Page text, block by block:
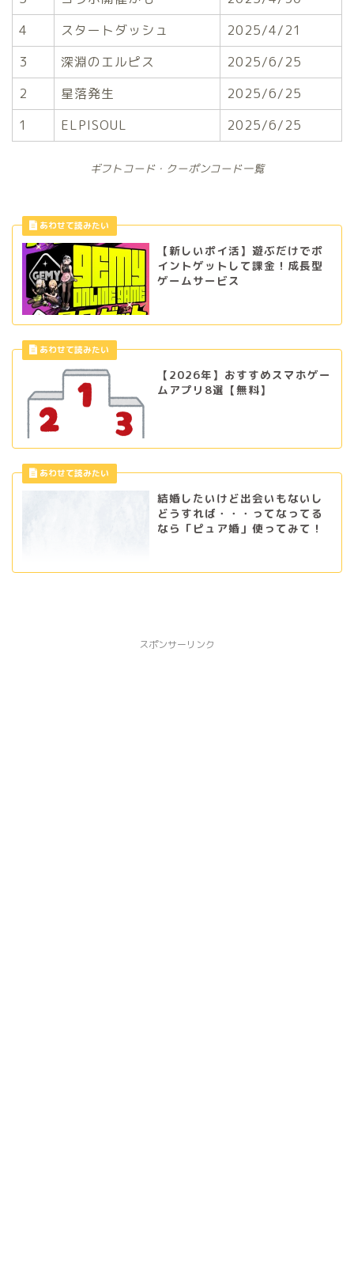
4
スタートダッシュ
2025/4/21
3
深淵のエルピス
2025/6/25
2
星落発生
2025/6/25
1
ELPISOUL 2025/6/25
ギフトコード・クーポンコード一覧
【新しいポイ活】遊ぶだけでポ
イントゲットして課金！成長型
ゲームサービス
【2026年】おすすめスマホゲー
ムアプリ8選【無料】
結婚したいけど出会いもないし
どうすれば・・・ってなってる
なら「ピュア婚」使ってみて！
スポンサーリンク